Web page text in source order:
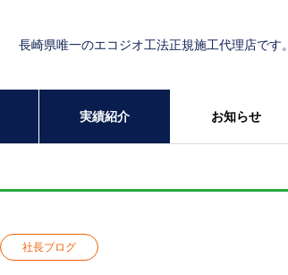
長崎県唯一のエコジオ工法正規施工代理店です。
実績紹介 お知らせ
社長ブログ